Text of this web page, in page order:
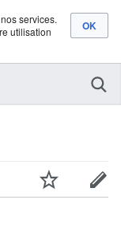
services.
utilisation